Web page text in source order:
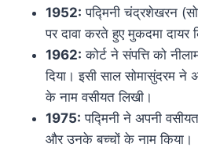
1952: पद्मिनी चंद्रशेखरन
पर दावा करते हुए मुकदमा दायर
1962: कोर्ट ने संपत्ति को
दिया। इसी साल सोमासुंदरम
के नाम वसीयत लिखी।
1975: पद्मिनी ने अपनी
और उनके बच्चों के नाम किया।